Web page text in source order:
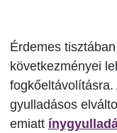
Érdemes
következményei
gyulladásos
emiatt